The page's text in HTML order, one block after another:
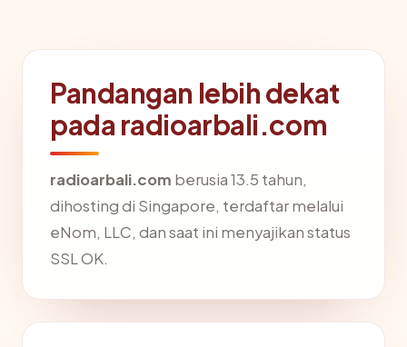
Pandangan lebih dekat
pada radioarbali.com
radioarbali.com berusia 13.5 tahun,
dihosting di Singapore, terdaftar melalui
eNom, LLC, dan saat ini menyajikan status
SSL OK.